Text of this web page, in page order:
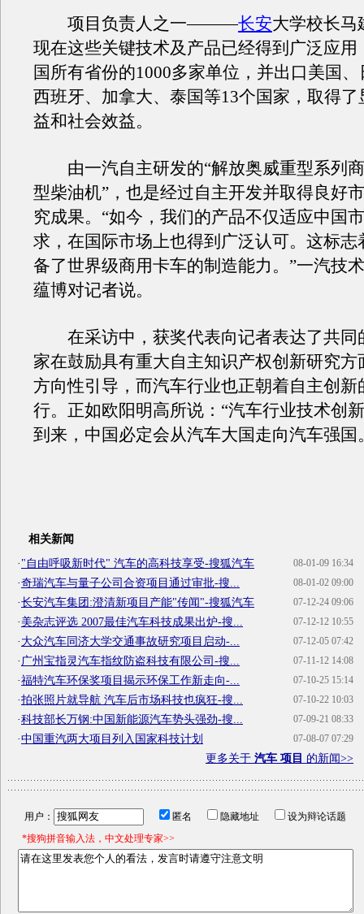
项目负责人之一———长安大学校长马
现在这些关键技术及产品已经得到广泛应用
国所有省份的1000多家单位，并出口美国
西班牙、加拿大、泰国等13个国家，取得
益和社会效益。
由一汽自主研发的“解放奥威重型系列
型柴油机”，也是经过自主开发并取得良好
究成果。“如今，我们的产品不仅适应中国
求，在国际市场上也得到广泛认可。这标志
备了世界级商用卡车的制造能力。”一汽技
蕴博对记者说。
在采访中，获奖代表向记者表达了共同
家在鼓励具有重大自主知识产权创新研究方
方向性引导，而汽车行业也正朝着自主创新
行。正如欧阳明高所说：“汽车行业技术创
到来，中国必定会从汽车大国走向汽车强国
相关新闻
08-01-09 16:34
·"自由呼吸新时代" 汽车的高科技享受-搜狐汽车
08-01-02 09:00
·奇瑞汽车与量子公司合资项目通过审批-搜...
07-12-24 09:06
·长安汽车集团:澄清新项目产能"传闻"-搜狐汽车
07-12-12 10:55
·美杂志评选 2007最佳汽车科技成果出炉-搜...
07-12-05 07:42
·大众汽车同济大学交通事故研究项目启动-...
07-11-12 14:08
· 广州宝指灵汽车指纹防盗科技有限公司-搜...
07-10-25 15:14
·福特汽车环保奖项目揭示环保工作新走向-...
07-10-22 10:03
·拍张照片就导航 汽车后市场科技也疯狂-搜...
07-09-21 08:33
·科技部长万钢:中国新能源汽车势头强劲-搜...
07-08-07 07:29
·中国重汽两大项目列入国家科技计划
更多关于 汽车 项目 的新闻>>
用户： 匿名 隐藏地址
设为辩论话题
*搜狗拼音输入法，中文处理专家>>